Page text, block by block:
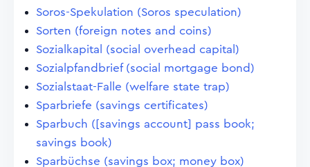
Soros-Spekulation (Soros speculation)
Sorten (foreign notes and coins)
Sozialkapital (social overhead capital)
Sozialpfandbrief (social mortgage bond)
Sozialstaat-Falle (welfare state trap)
Sparbriefe (savings certificates)
Sparbuch ([savings account] pass book;
savings book)
Sparbüchse (savings box; money box)